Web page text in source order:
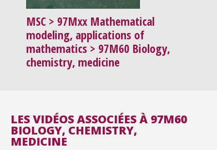
MSC > 97Mxx Mathematical
modeling, applications of
mathematics > 97M60 Biology,
chemistry, medicine
LES VIDÉOS ASSOCIÉES À 97M60
BIOLOGY, CHEMISTRY,
MEDICINE